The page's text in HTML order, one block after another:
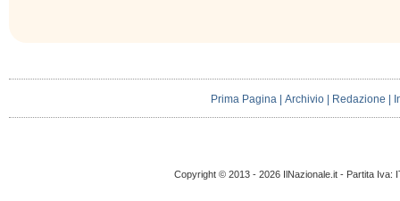
Prima Pagina |Archivio | Redazione |
Copyright © 2013 - 2026 IlNazionale.it - Partita Iva: